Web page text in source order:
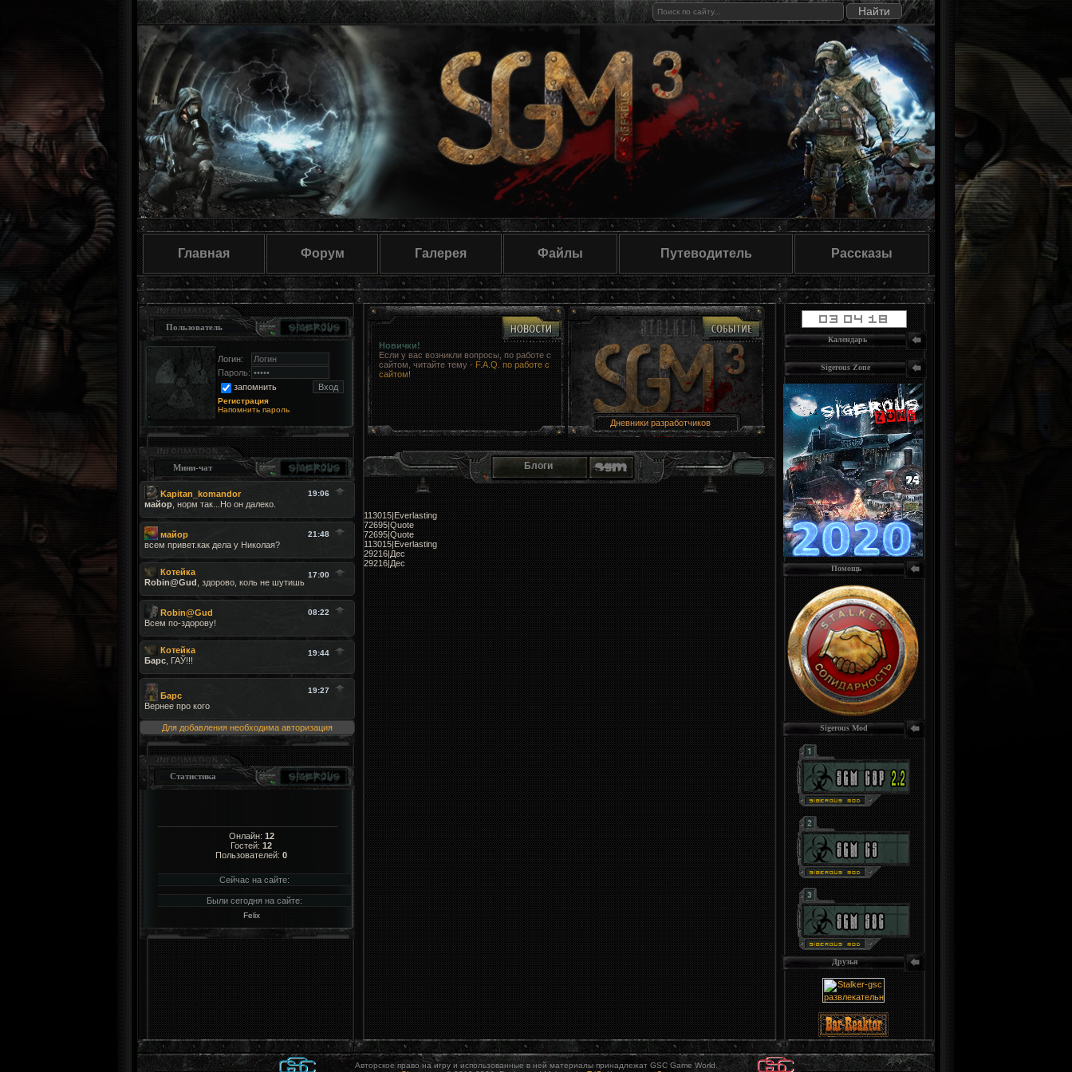
Главная Форум Галерея Файлы Путеводитель Рассказы
Пользователь
Логин:
Пароль:
запомнить
Регистрация
Напомнить пароль
Мини-чат
Для добавления необходима авторизация
Статистика
Онлайн: 12
Гостей: 12
Пользователей: 0
Сейчас на сайте:
Были сегодня на сайте:
Felix
Новички!
Если у вас возникли вопросы, по работе с
сайтом, читайте тему - F.A.Q. по работе с
сайтом!
Дневники разработчиков
Блоги
113015|Everlasting
72695|Quote
72695|Quote
113015|Everlasting
29216|Дес
29216|Дес
Календарь
Sigerous Zone
Помощь
Sigerous Mod
Друзья
Авторское право на игру и использованные в ней материалы принадлежат GSC Game World.